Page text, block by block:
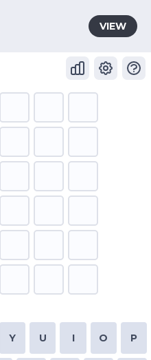
Y U I O P
VIEW